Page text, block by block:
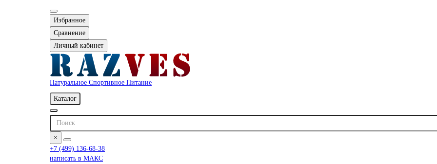
Избранное
Сравнение
Личный кабинет
Натуральное Спортивное Питание
Каталог
×
+7 (499) 136-68-38
написать в МАКС